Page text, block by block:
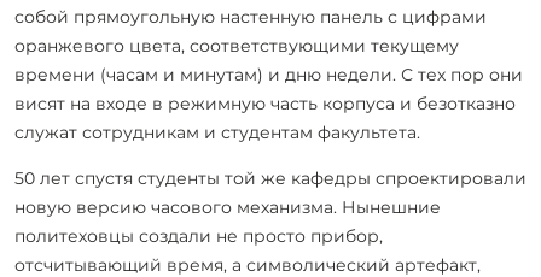
собой прямоугольную настенную панель с цифрами
оранжевого цвета, соответствующими текущему
времени (часам и минутам) и дню недели. С тех пор они
висят на входе в режимную часть корпуса и безотказно
служат сотрудникам и студентам факультета.
50 лет спустя студенты той же кафедры спроектировали
новую версию часового механизма. Нынешние
политеховцы создали не просто прибор,
отсчитывающий время, а символический артефакт,